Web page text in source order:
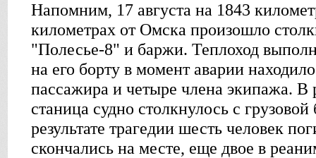
Напомним, 17 августа на 1843
километрах от Омска произошло
"Полесье-8" и баржи. Теплоход
на его борту в момент аварии
пассажира и четыре члена экипажа. В
станица судно столкнулось с
результате трагедии шесть человек
скончались на месте, еще двое в